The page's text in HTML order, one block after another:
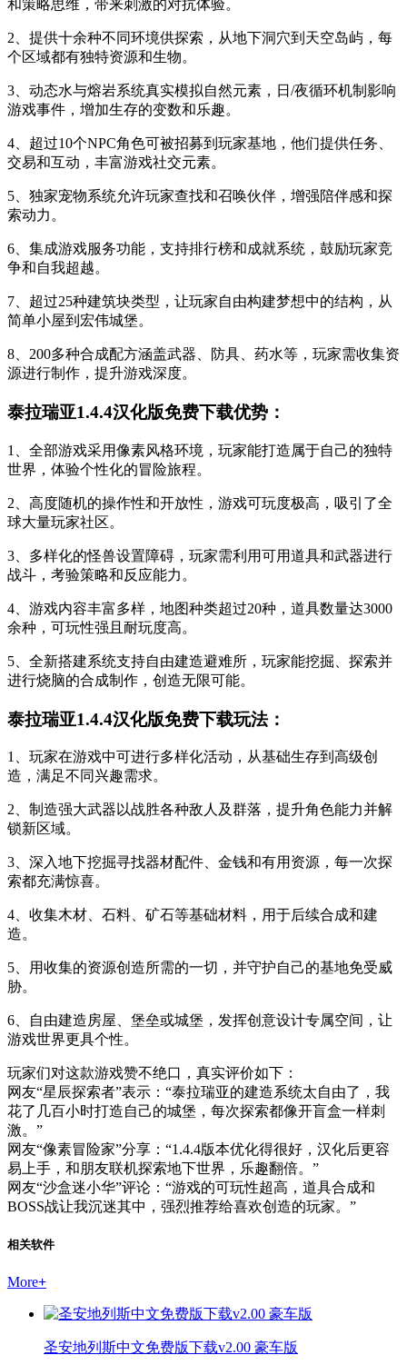
和策略思维，带来刺激的对抗体验。
2、提供十余种不同环境供探索，从地下洞穴到天空岛屿，每
个区域都有独特资源和生物。
3、动态水与熔岩系统真实模拟自然元素，日/夜循环机制影响
游戏事件，增加生存的变数和乐趣。
4、超过10个NPC角色可被招募到玩家基地，他们提供任务、
交易和互动，丰富游戏社交元素。
5、独家宠物系统允许玩家查找和召唤伙伴，增强陪伴感和探
索动力。
6、集成游戏服务功能，支持排行榜和成就系统，鼓励玩家竞
争和自我超越。
7、超过25种建筑块类型，让玩家自由构建梦想中的结构，从
简单小屋到宏伟城堡。
8、200多种合成配方涵盖武器、防具、药水等，玩家需收集资
源进行制作，提升游戏深度。
泰拉瑞亚1.4.4汉化版免费下载优势：
1、全部游戏采用像素风格环境，玩家能打造属于自己的独特
世界，体验个性化的冒险旅程。
2、高度随机的操作性和开放性，游戏可玩度极高，吸引了全
球大量玩家社区。
3、多样化的怪兽设置障碍，玩家需利用可用道具和武器进行
战斗，考验策略和反应能力。
4、游戏内容丰富多样，地图种类超过20种，道具数量达3000
余种，可玩性强且耐玩度高。
5、全新搭建系统支持自由建造避难所，玩家能挖掘、探索并
进行烧脑的合成制作，创造无限可能。
泰拉瑞亚1.4.4汉化版免费下载玩法：
1、玩家在游戏中可进行多样化活动，从基础生存到高级创
造，满足不同兴趣需求。
2、制造强大武器以战胜各种敌人及群落，提升角色能力并解
锁新区域。
3、深入地下挖掘寻找器材配件、金钱和有用资源，每一次探
索都充满惊喜。
4、收集木材、石料、矿石等基础材料，用于后续合成和建
造。
5、用收集的资源创造所需的一切，并守护自己的基地免受威
胁。
6、自由建造房屋、堡垒或城堡，发挥创意设计专属空间，让
游戏世界更具个性。
玩家们对这款游戏赞不绝口，真实评价如下：
网友“星辰探索者”表示：“泰拉瑞亚的建造系统太自由了，我
花了几百小时打造自己的城堡，每次探索都像开盲盒一样刺
激。”
网友“像素冒险家”分享：“1.4.4版本优化得很好，汉化后更容
易上手，和朋友联机探索地下世界，乐趣翻倍。”
网友“沙盒迷小华”评论：“游戏的可玩性超高，道具合成和
BOSS战让我沉迷其中，强烈推荐给喜欢创造的玩家。”
相关软件
More+
圣安地列斯中文免费版下载v2.00 豪车版